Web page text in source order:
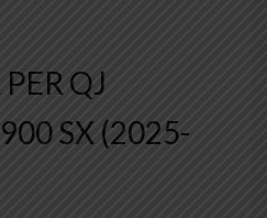
QJ
SX (2025-